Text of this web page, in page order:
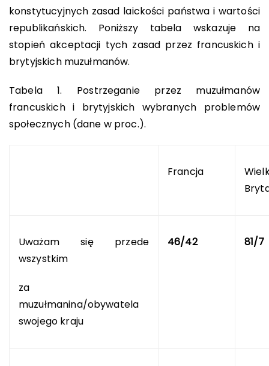
konstytucyjnych zasad laickości państwa i wartości
republikańskich. Poniższy tabela wskazuje na
stopień akceptacji tych zasad przez francuskich i
brytyjskich muzułmanów.
Tabela 1. Postrzeganie przez muzułmanów
francuskich i brytyjskich wybranych problemów
społecznych (dane w proc.).
Francja
Uważam się przede
wszystkim
za
muzułmanina/obywatela
swojego kraju
46/42 81/7